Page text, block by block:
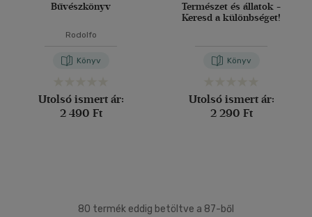
Bűvészkönyv
Rodolfo
Könyv
Utolsó ismert ár:
2 490 Ft
Természet és állatok -
Keresd a különbséget!
Könyv
Utolsó ismert ár:
2 290 Ft
80 termék eddig betöltve a 87-ből